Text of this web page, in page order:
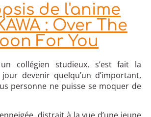
de l'anime
: Over The
For You
collégien studieux, s’est fait la
jour devenir quelqu’un d’important,
personne ne puisse se moquer de